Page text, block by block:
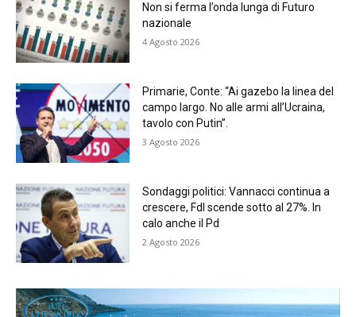
Non si ferma l’onda lunga di Futuro
nazionale
4 Agosto 2026
Primarie, Conte: “Ai gazebo la linea del
campo largo. No alle armi all’Ucraina,
tavolo con Putin”.
3 Agosto 2026
Sondaggi politici: Vannacci continua a
crescere, FdI scende sotto al 27%. In
calo anche il Pd
2 Agosto 2026